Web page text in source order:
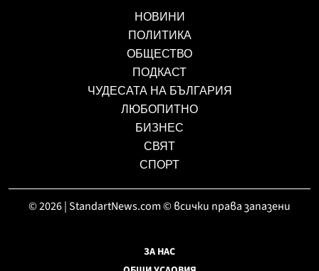
НОВИНИ
ПОЛИТИКА
ОБЩЕСТВО
ПОДКАСТ
ЧУДЕСАТА НА БЪЛГАРИЯ
ЛЮБОПИТНО
БИЗНЕС
СВЯТ
СПОРТ
© 2026 | StandartNews.com © всички права запазени
ЗА НАС